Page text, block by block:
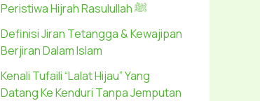
Peristiwa Hijrah Rasulullah ﷺ
Definisi Jiran Tetangga & Kewajipan
Berjiran Dalam Islam
Kenali Tufaili “Lalat Hijau” Yang
Datang Ke Kenduri Tanpa Jemputan